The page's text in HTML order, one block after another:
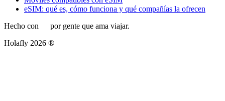
eSIM: qué es, cómo funciona y qué compañías la ofrecen
Hecho con
por gente que ama viajar.
Holafly 2026 ®